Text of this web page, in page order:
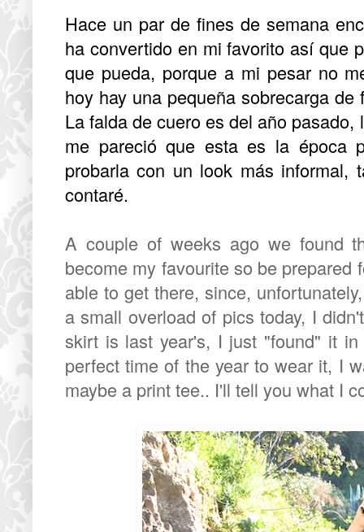
Hace un par de fines de semana
ha convertido en mi favorito así que
que pueda, porque a mi pesar no
hoy hay una pequeña sobrecarga
La falda de cuero es del año
me pareció que esta es la época
probarla con un look más
contaré.
A couple of weeks ago we found
become my favourite so be
able to get there, since,
a small overload of pics today, I
skirt is last year's, I just "found" it
perfect time of the year to wear it, I
maybe a print tee.. I'll tell you what I